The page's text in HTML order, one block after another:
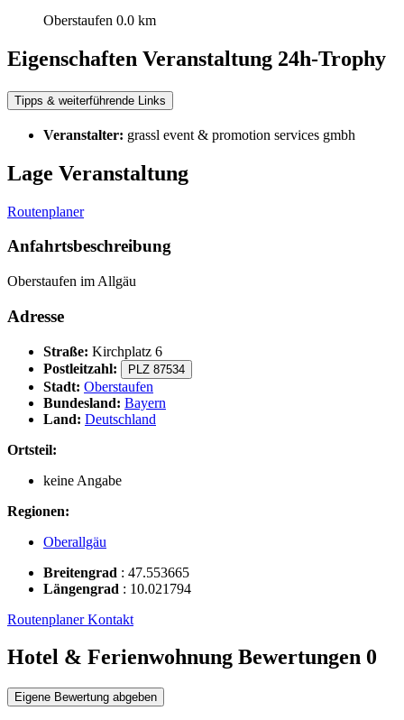
Oberstaufen 0.0 km
Eigenschaften Veranstaltung 24h-Trophy
Tipps & weiterführende Links
Veranstalter: grassl event & promotion services gmbh
Lage Veranstaltung
Routenplaner
Anfahrtsbeschreibung
Oberstaufen im Allgäu
Adresse
Straße: Kirchplatz 6
Postleitzahl:
PLZ 87534
Stadt: Oberstaufen
Bundesland: Bayern
Land: Deutschland
Ortsteil:
keine Angabe
Regionen:
Oberallgäu
Breitengrad : 47.553665
Längengrad : 10.021794
RoutenplanerKontakt
Hotel & Ferienwohnung Bewertungen 0
Eigene Bewertung abgeben